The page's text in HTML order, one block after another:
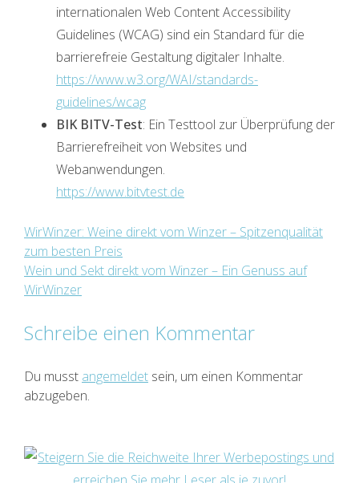
internationalen Web Content Accessibility
Guidelines (WCAG) sind ein Standard für die
barrierefreie Gestaltung digitaler Inhalte.
https://www.w3.org/WAI/standards-
guidelines/wcag
BIK BITV-Test: Ein Testtool zur Überprüfung der
Barrierefreiheit von Websites und
Webanwendungen.
https://www.bitvtest.de
Beitragsnavigation
WirWinzer: Weine direkt vom Winzer – Spitzenqualität
zum besten Preis
Wein und Sekt direkt vom Winzer – Ein Genuss auf
WirWinzer
Schreibe einen Kommentar
Du musst angemeldet sein, um einen Kommentar
abzugeben.